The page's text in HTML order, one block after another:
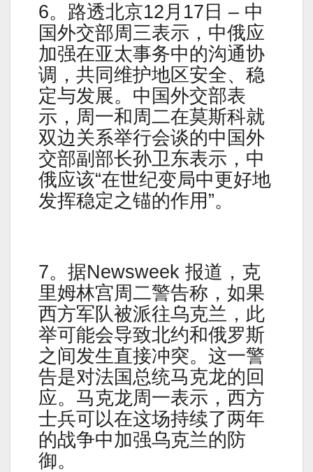
6。路透北京12月17日 – 中
国外交部周三表示，中俄应
加强在亚太事务中的沟通协
调，共同维护地区安全、稳
定与发展。中国外交部表
示，周一和周二在莫斯科就
双边关系举行会谈的中国外
交部副部长孙卫东表示，中
俄应该“在世纪变局中更好地
发挥稳定之锚的作用”。
7。据Newsweek 报道，克
里姆林宫周二警告称，如果
西方军队被派往乌克兰，此
举可能会导致北约和俄罗斯
之间发生直接冲突。这一警
告是对法国总统马克龙的回
应。马克龙周一表示，西方
士兵可以在这场持续了两年
的战争中加强乌克兰的防
御。